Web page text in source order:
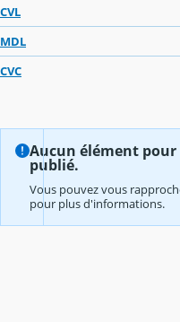
CVL
MDL
CVC
Aucun élément
publié.
Vous pouvez vous
pour plus d'informations.